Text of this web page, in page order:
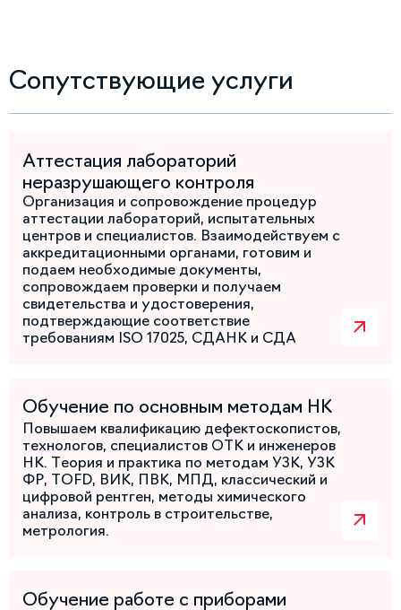
Сопутствующие услуги
Аттестация лабораторий
неразрушающего контроля
Организация и сопровождение процедур
аттестации лабораторий, испытательных
центров и специалистов. Взаимодействуем с
аккредитационными органами, готовим и
подаем необходимые документы,
сопровождаем проверки и получаем
свидетельства и удостоверения,
подтверждающие соответствие
требованиям ISO 17025, СДАНК и СДА
Обучение по основным методам НК
Повышаем квалификацию дефектоскопистов,
технологов, специалистов ОТК и инженеров
НК. Теория и практика по методам УЗК, УЗК
ФР, TOFD, ВИК, ПВК, МПД, классический и
цифровой рентген, методы химического
анализа, контроль в строительстве,
метрология.
Обучение работе с приборами